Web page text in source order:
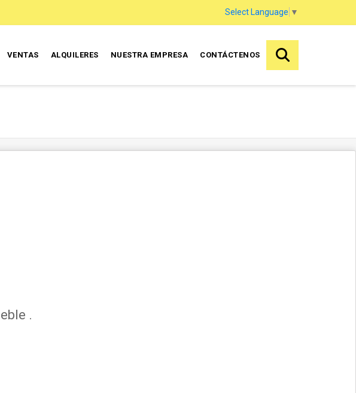
Select Language ▼
VENTAS ALQUILERES NUESTRA EMPRESA CONTÁCTENOS
.